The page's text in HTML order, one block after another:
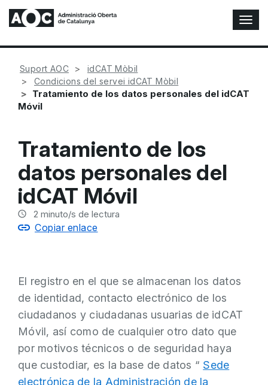
A
l
t
a
Suport AOC
idCAT Mòbil
Condicions del servei idCAT Mòbil
Tratamiento de los datos personales del idCAT
Móvil
Tratamiento de los
datos personales del
idCAT Móvil
2 minuto/s de lectura
Copiar enlace
El registro en el que se almacenan los datos
de identidad, contacto electrónico de los
ciudadanos y ciudadanas usuarias de idCAT
Móvil, así como de cualquier otro dato que
por motivos técnicos o de seguridad haya
que custodiar, es la base de datos “ Sede
electrónica de la Administración de la